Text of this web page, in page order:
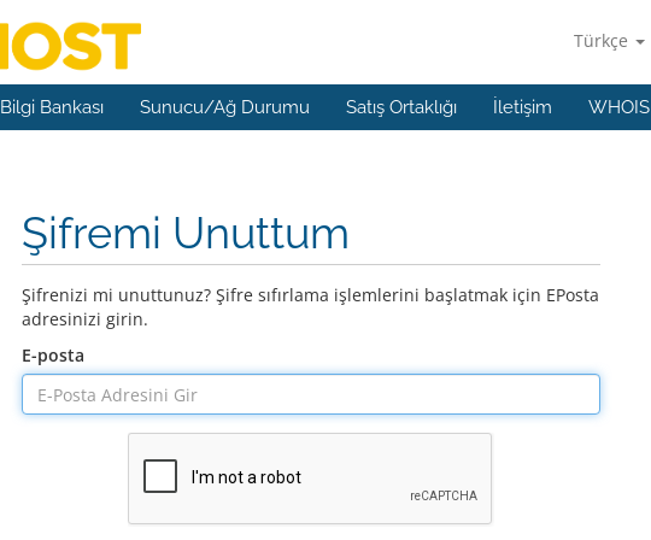
Türkçe
Bilgi Bankası Sunucu/Ağ Durumu Satış Ortaklığı İletişim WHOIS
Şifremi Unuttum
Şifrenizi mi unuttunuz? Şifre sıfırlama işlemlerini başlatmak için EPosta
adresinizi girin.
E-posta